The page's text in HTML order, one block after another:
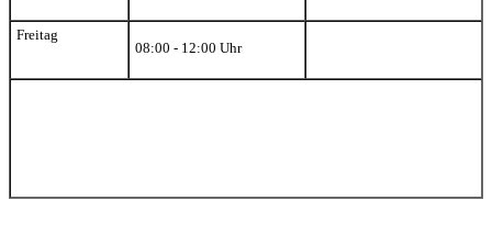
Freitag
08:00 - 12:00 Uhr